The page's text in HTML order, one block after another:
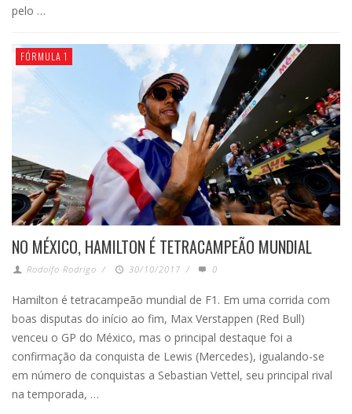
pelo …
FÓRMULA 1
NO MÉXICO, HAMILTON É TETRACAMPEÃO MUNDIAL
Rodolfo Rodrigo / 30/10/2017 / 0
Hamilton é tetracampeão mundial de F1. Em uma corrida com
boas disputas do início ao fim, Max Verstappen (Red Bull)
venceu o GP do México, mas o principal destaque foi a
confirmação da conquista de Lewis (Mercedes), igualando-se
em número de conquistas a Sebastian Vettel, seu principal rival
na temporada, …